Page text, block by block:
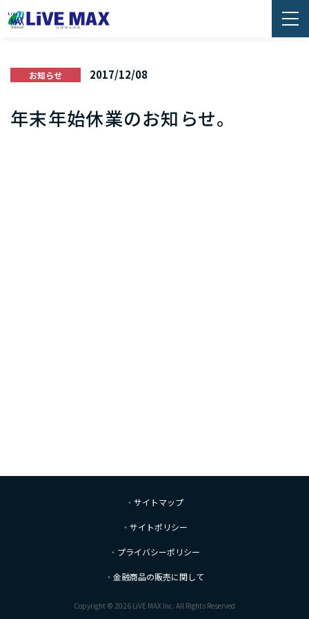
お知らせ 2017/12/08
年末年始休業のお知らせ。
サイトマップ
サイトポリシー
プライバシーポリシー
金融商品の販売に関して
Copyright © 2026 LiVE MAX Inc. All Rights Reserved